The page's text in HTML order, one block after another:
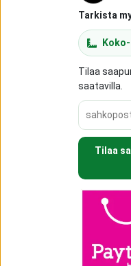
Tarkista
Tilaa
saatavilla.
Tilaa